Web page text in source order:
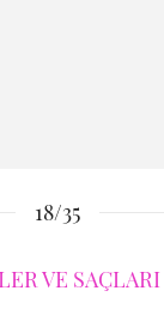
18/35